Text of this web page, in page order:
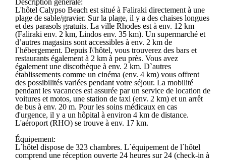
L'hôtel Calypso Beach est situé à Faliraki directement à une
plage de sable/gravier. Sur la plage, il y a des chaises longues
et des parasols gratuits. La ville Rhodes est à env. 12 km
(Faliraki env. 2 km, Lindos env. 35 km). Un supermarché et
d’autres magasins sont accessibles à env. 2 km de
l`hébergement. Depuis l\'hôtel, vous trouverez des bars et
restaurants également à 2 km à peu près. Vous avez
également une discothèque à env. 2 km. D`autres
établissements comme un cinéma (env. 4 km) vous offrent
des possibilités variées pendant votre séjour. La mobilité
pendant les vacances est assurée par un service de location de
voitures et motos, une station de taxi (env. 2 km) et un arrêt
de bus à env. 20 m. Pour les soins médicaux en cas
d'urgence, il y a un hôpital à environ 4 km de distance.
L'aéroport (RHO) se trouve à env. 17 km.
Équipement:
L`hôtel dispose de 323 chambres. L`équipement de l`hôtel
comprend une réception ouverte 24 heures sur 24 (check-in à